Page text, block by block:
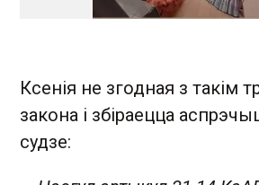
Ксенія не згодная з такім
закона і збіраецца
судзе: